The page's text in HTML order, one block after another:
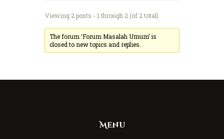
Viewing 2 posts - 1 through 2 (of 2 total)
The forum ‘Forum Masalah Umum’ is
closed to new topics and replies.
Menu